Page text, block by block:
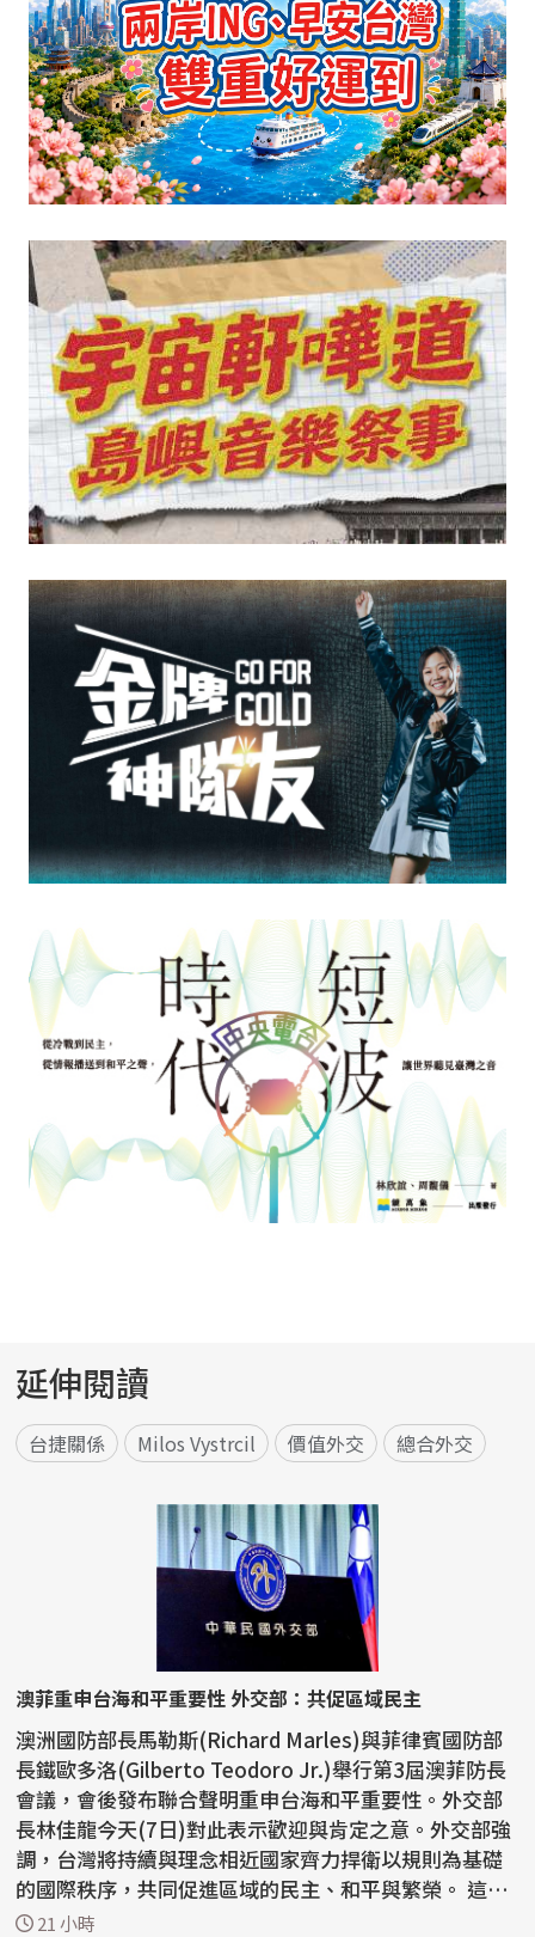
延伸閱讀
台捷關係 Milos Vystrcil 價值外交 總合外交
澳菲重申台海和平重要性 外交部：共促區域民主
澳洲國防部長馬勒斯(Richard Marles)與菲律賓國防部
長鐵歐多洛(Gilberto Teodoro Jr.)舉行第3屆澳菲防長
會議，會後發布聯合聲明重申台海和平重要性。外交部
長林佳龍今天(7日)對此表示歡迎與肯定之意。外交部強
調，台灣將持續與理念相近國家齊力捍衛以規則為基礎
的國際秩序，共同促進區域的民主、和平與繁榮。 這份
聯...21 小時